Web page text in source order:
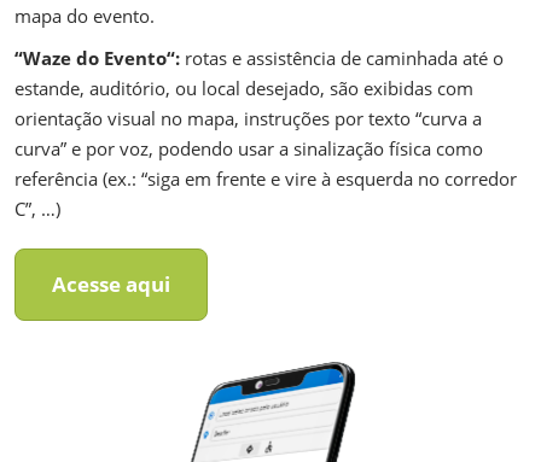
mapa do evento.
“Waze do Evento“: rotas e assistência de caminhada até o
estande, auditório, ou local desejado, são exibidas com
orientação visual no mapa, instruções por texto “curva a
curva” e por voz, podendo usar a sinalização física como
referência (ex.: “siga em frente e vire à esquerda no corredor
C”, …)
Acesse aqui